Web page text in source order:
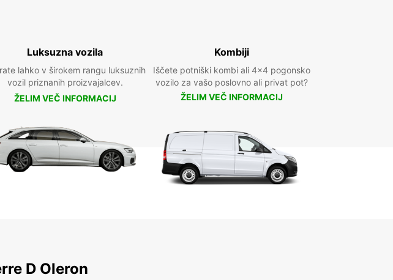
Luksuzna vozila
lahko v širokem rangu luksuznih
vozil priznanih proizvajalcev.
ŽELIM VEČ INFORMACIJ
Kombiji
Iščete potniški kombi ali 4x4 pogonsko
vozilo za vašo poslovno ali privat pot?
ŽELIM VEČ INFORMACIJ
D Oleron